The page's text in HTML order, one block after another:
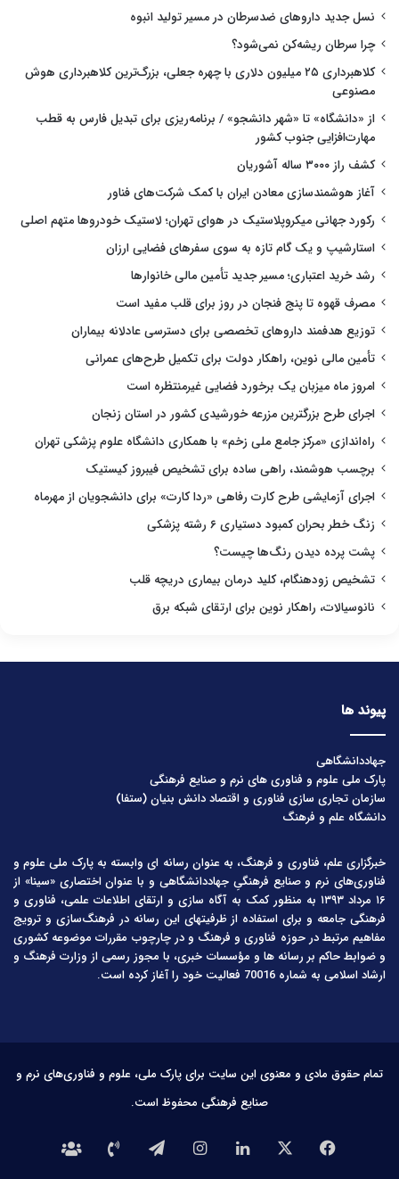
نسل جدید داروهای ضدسرطان در مسیر تولید انبوه
چرا سرطان ریشه‌کن نمی‌شود؟
کلاهبرداری ۲۵ میلیون دلاری با چهره جعلی، بزرگ‌ترین کلاهبرداری هوش
مصنوعی
از «دانشگاه» تا «شهر دانشجو» / برنامه‌ریزی برای تبدیل فارس به قطب
مهارت‌افزایی جنوب کشور
کشف راز ۳۰۰۰ ساله آشوریان
آغاز هوشمندسازی معادن ایران با کمک شرکت‌های فناور
رکورد جهانی میکروپلاستیک در هوای تهران؛ لاستیک خودروها متهم اصلی
استارشیپ و یک گام تازه به سوی سفرهای فضایی ارزان
رشد خرید اعتباری؛ مسیر جدید تأمین مالی خانوارها
مصرف قهوه تا پنج فنجان در روز برای قلب مفید است
توزیع هدفمند داروهای تخصصی برای دسترسی عادلانه بیماران
تأمین مالی نوین، راهکار دولت برای تکمیل طرح‌های عمرانی
امروز ماه میزبان یک برخورد فضایی غیرمنتظره است
اجرای طرح بزرگترین مزرعه خورشیدی کشور در استان زنجان
راه‌اندازی «مرکز جامع ملی زخم» با همکاری دانشگاه علوم پزشکی تهران
برچسب هوشمند، راهی ساده برای تشخیص فیبروز کیستیک
اجرای آزمایشی طرح کارت رفاهی «ردا کارت» برای دانشجویان از مهرماه
زنگ خطر بحران کمبود دستیاری ۶ رشته پزشکی
پشت پرده دیدن رنگ‌ها چیست؟
تشخیص زودهنگام، کلید درمان بیماری دریچه قلب
نانوسیالات، راهکار نوین برای ارتقای شبکه برق
پیوند ها
جهاددانشگاهی
پارک ملی علوم و فناوری های نرم و صنایع فرهنگی
سازمان تجاری سازی فناوری و اقتصاد دانش بنیان (ستفا)
دانشگاه علم و فرهنگ
خبرگزاری علم، فناوری و فرهنگ، به عنوان رسانه ای وابسته به پارک ملی علوم و
فناوری‌های نرم و صنایع فرهنگیِ جهاددانشگاهی و با عنوان اختصاری «سینا» از
۱۶ مرداد ۱۳۹۳ به منظور کمک به آگاه سازی و ارتقای اطلاعات علمی، فناوری و
فرهنگی جامعه و برای استفاده از ظرفیتهای این رسانه در فرهنگ‌سازی و ترویج
مفاهیم مرتبط در حوزه فناوری و فرهنگ و در چارچوب مقررات موضوعه کشوری
و ضوابط حاکم بر رسانه ها و مؤسسات خبری، با مجوز رسمی از وزارت فرهنگ و
ارشاد اسلامی به شماره 70016 فعالیت خود را آغاز کرده است.
تمام حقوق مادی و معنوی این سایت برای پارک ملی، علوم و فناوری‌های نرم و
صنایع فرهنگی محفوظ است.
فیس
لینکدیناینستاگرامتلگرامتماس درباره